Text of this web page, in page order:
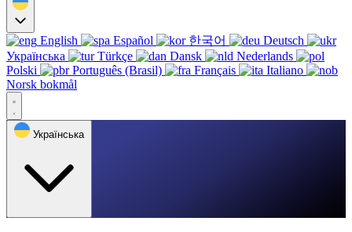
English Español 한국어
Deutsch
Українська
Türkçe Dansk
Nederlands
Polski
Português (Brasil) Français
Italiano
Norsk bokmål
Українська